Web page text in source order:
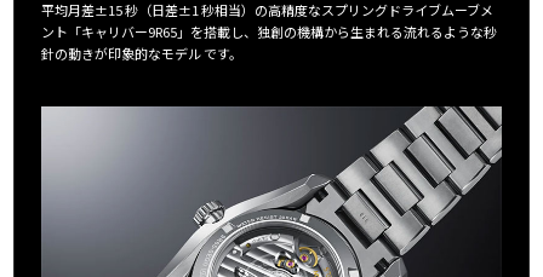
平均月差±15 秒（日差±1 秒相当）の高精度なスプリングドライブムーブメ
ント「キャリバー9R65」を搭載し、独創の機構から生まれる流れるような秒
針の動きが印象的なモデル です。